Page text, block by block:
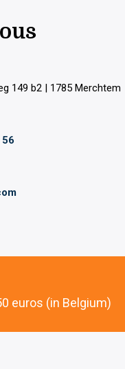
149 b2 | 1785 Merchtem
euros (in Belgium)